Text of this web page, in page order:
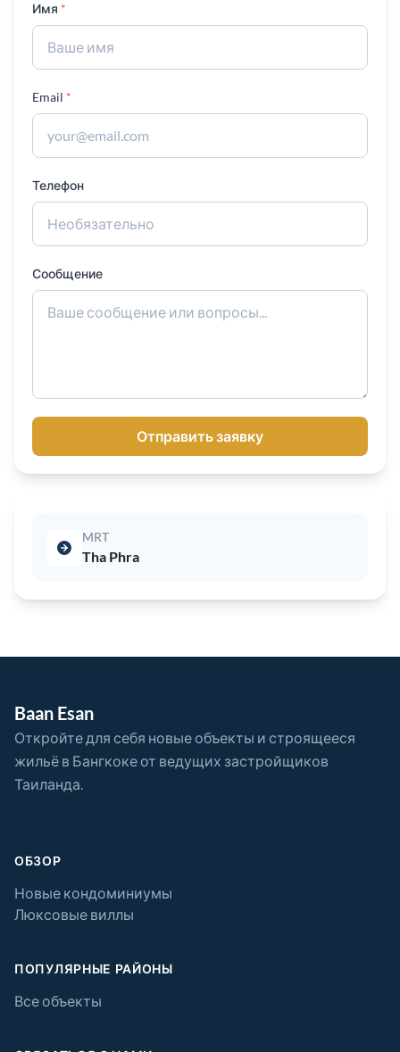
Имя
Email
Телефон
Сообщение
Отправить заявку
MRT
Tha Phra
Baan Esan
Откройте для себя новые объекты и строящееся
жильё в Бангкоке от ведущих застройщиков
Таиланда.
ОБЗОР
Новые кондоминиумы
Люксовые виллы
ПОПУЛЯРНЫЕ РАЙОНЫ
Все объекты